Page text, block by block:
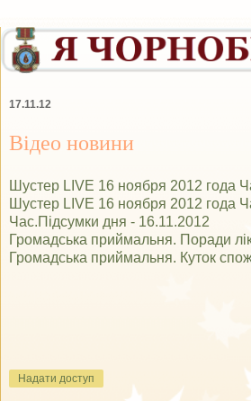
17.11.12
Відео новини
Шустер LIVE 16 ноября 2012 года
Шустер LIVE 16 ноября 2012 года
Час.Підсумки дня - 16.11.2012
Громадська приймальня. Поради
Громадська приймальня. Куток
Надати доступ